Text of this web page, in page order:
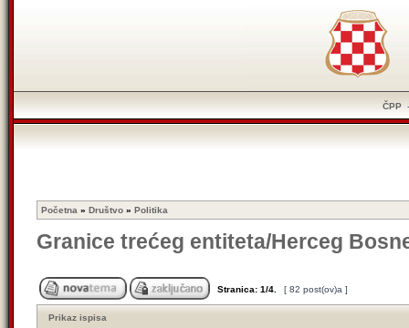
ČPP
Početna » Društvo » Politika
Granice trećeg entiteta/Herceg
Stranica: 1/4 [ 82 post(ov)a ]
Prikaz ispisa